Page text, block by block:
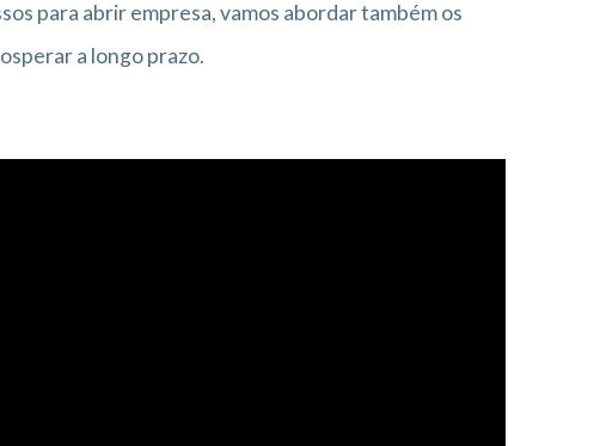
para abrir empresa, vamos abordar também os
a longo prazo.